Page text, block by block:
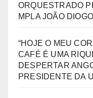
ORQUESTRADO
MPLA JOÃO
“HOJE O MEU
CAFÉ É UMA
DESPERTAR
PRESIDENTE DA